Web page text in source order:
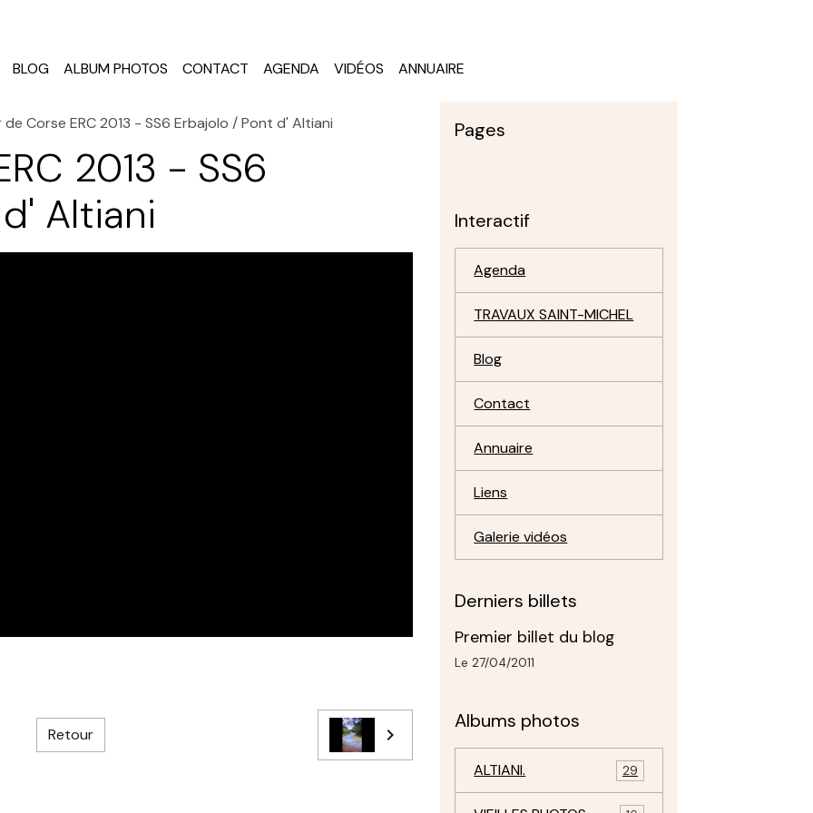
BLOG ALBUM PHOTOS CONTACT AGENDA VIDÉOS ANNUAIRE
de Corse ERC 2013 - SS6 Erbajolo / Pont d' Altiani
2013 - SS6
Altiani
Retour
Pages
Interactif
Agenda
TRAVAUX SAINT-MICHEL
Blog
Contact
Annuaire
Liens
Galerie vidéos
Derniers billets
Premier billet du blog
Le 27/04/2011
Albums photos
ALTIANI. 29